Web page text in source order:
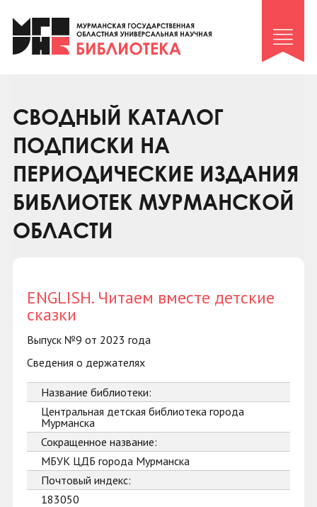
Клуб «Гиря и сельдерей»
Клуб «Семейный архив»
Коллегам
Контакты
СВОДНЫЙ КАТАЛОГ
ПОДПИСКИ НА
ПЕРИОДИЧЕСКИЕ ИЗДАНИЯ
БИБЛИОТЕК МУРМАНСКОЙ
ОБЛАСТИ
ENGLISH. Читаем вместе детские
сказки
Выпуск №9 от 2023 года
Сведения о держателях
Название библиотеки:
Центральная детская библиотека города
Мурманска
Сокращенное название:
МБУК ЦДБ города Мурманска
Почтовый индекс:
183050